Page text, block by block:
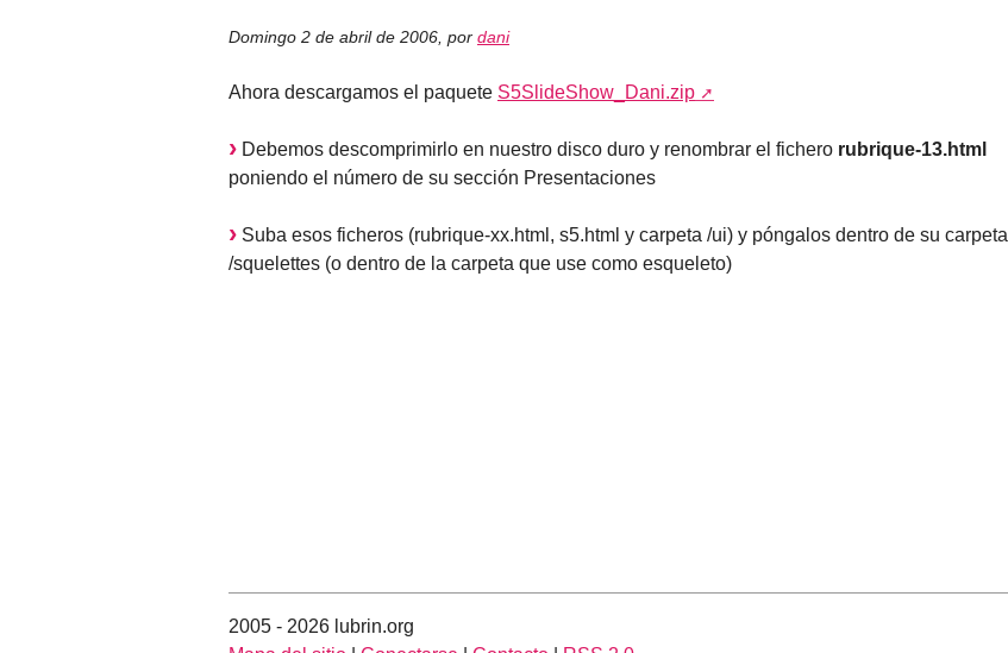
Domingo 2 de abril de 2006 por dani
Ahora descargamos el paquete S5SlideShow_Dani.zip
Debemos descomprimirlo en nuestro disco duro y renombrar el fichero rubrique-13.html
poniendo el número de su sección Presentaciones
Suba esos ficheros (rubrique-xx.html, s5.html y carpeta /ui) y póngalos dentro de su carpeta
/squelettes (o dentro de la carpeta que use como esqueleto)
2005 - 2026 lubrin.org